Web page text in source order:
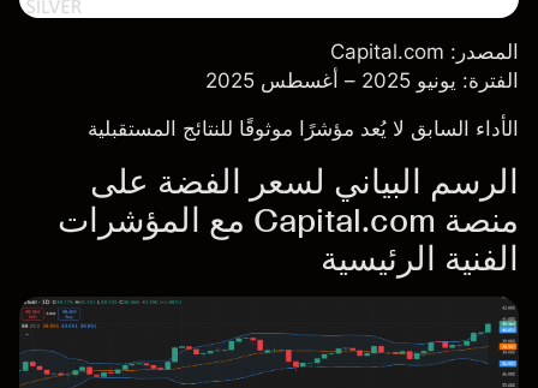
المصدر: Capital.com
الفترة: يونيو 2025 – أغسطس 2025
الأداء السابق لا يُعد مؤشرًا موثوقًا للنتائج المستقبلية
الرسم البياني لسعر الفضة على
منصة Capital.com مع المؤشرات
الفنية الرئيسية